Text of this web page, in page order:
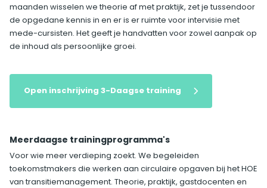
maanden wisselen we theorie af met praktijk, zet je tussendoor
de opgedane kennis in en er is er ruimte voor intervisie met
mede-cursisten. Het geeft je handvatten voor zowel aanpak op
de inhoud als persoonlijke groei.
Open inschrijving 3-Daagse training
Meerdaagse trainingprogramma's
Voor wie meer verdieping zoekt. We begeleiden
toekomstmakers die werken aan circulaire opgaven bij het HOE
van transitiemanagement. Theorie, praktijk, gastdocenten en